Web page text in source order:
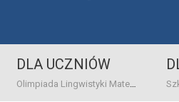
dane bankowo-adresowe kontakt
DLA UCZNIÓW
Olimpiada Lingwistyki Matematycznej